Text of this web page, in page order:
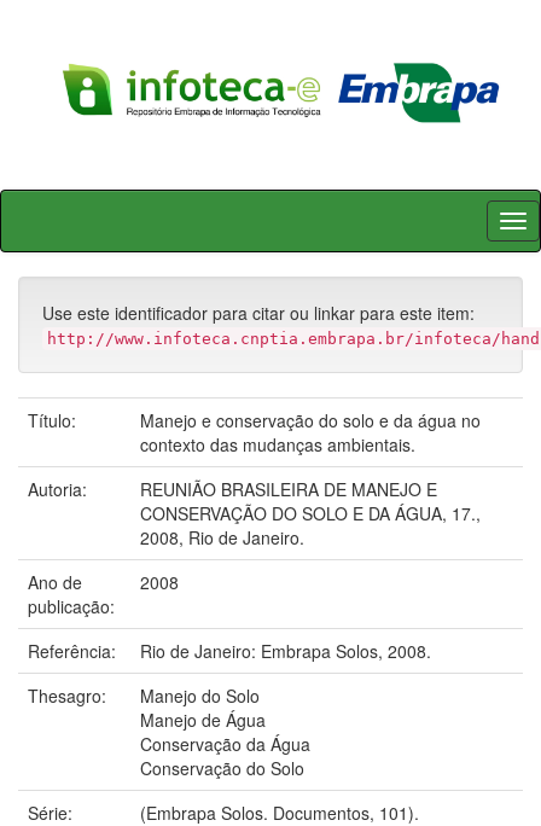
Skip
Use este identificador para citar ou linkar para este item:
http://www.infoteca.cnptia.embrapa.br/infoteca/
Título:
Manejo e conservação do solo e da água no
contexto das mudanças ambientais.
Autoria:
REUNIÃO BRASILEIRA DE MANEJO E
CONSERVAÇÃO DO SOLO E DA ÁGUA, 17.,
2008, Rio de Janeiro.
Ano de
publicação:
2008
Referência:
Rio de Janeiro: Embrapa Solos, 2008.
Thesagro:
Manejo do Solo
Manejo de Água
Conservação da Água
Conservação do Solo
Série:
(Embrapa Solos. Documentos, 101).